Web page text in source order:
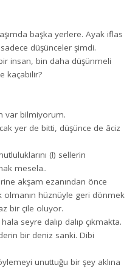
başka yerlere. Ayak iflas
düşünceler şimdi.
insan, bin daha düşünmeli
kaçabilir?
var bilmiyorum.
yer de bitti, düşünce de âciz
(!) sellerin
mesela..
akşam ezanından önce
olmanın hüznüyle geri dönmek
bir çile oluyor.
seyre dalıp dalıp çıkmakta.
bir deniz sanki. Dibi
unuttuğu bir şey aklına